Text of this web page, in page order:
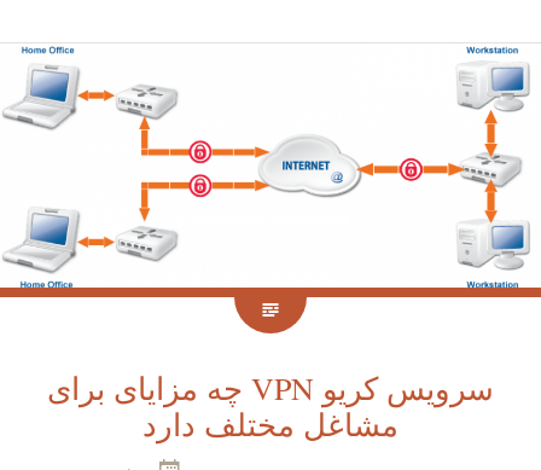
سرویس کریو VPN چه مزایای برای
مشاغل مختلف دارد